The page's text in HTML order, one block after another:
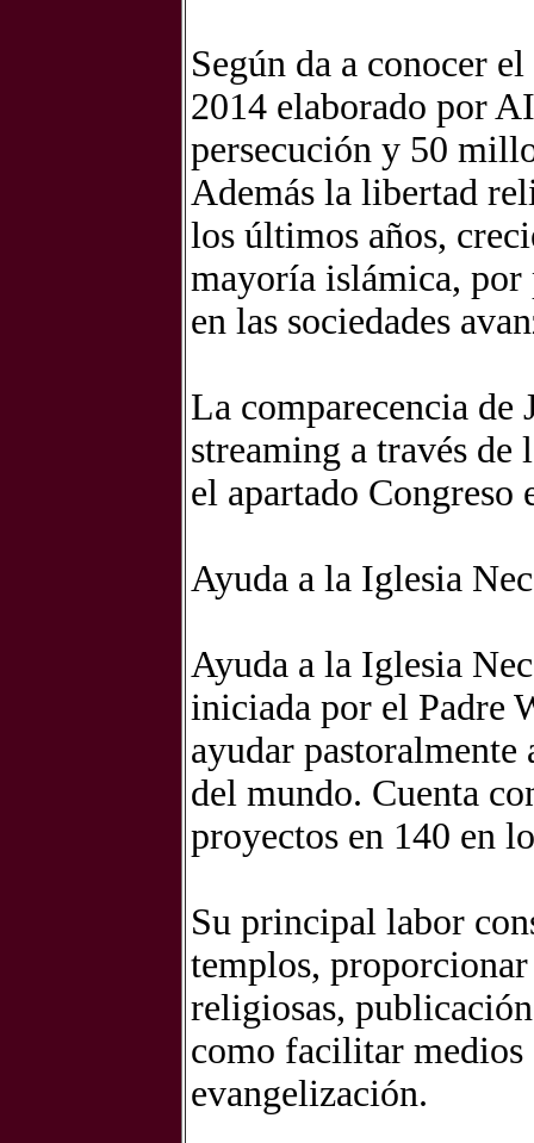
Según da a conocer
2014 elaborado por
persecución y 50
Además la libertad
los últimos años,
mayoría islámica, por
en las sociedades
La comparecencia de
streaming a través de
el apartado Congreso
Ayuda a la Iglesia
Ayuda a la Iglesia
iniciada por el Padre
ayudar
del mundo. Cuenta
proyectos en 140 en
Su principal labor
templos,
religiosas,
como facilitar medios
evangelización.